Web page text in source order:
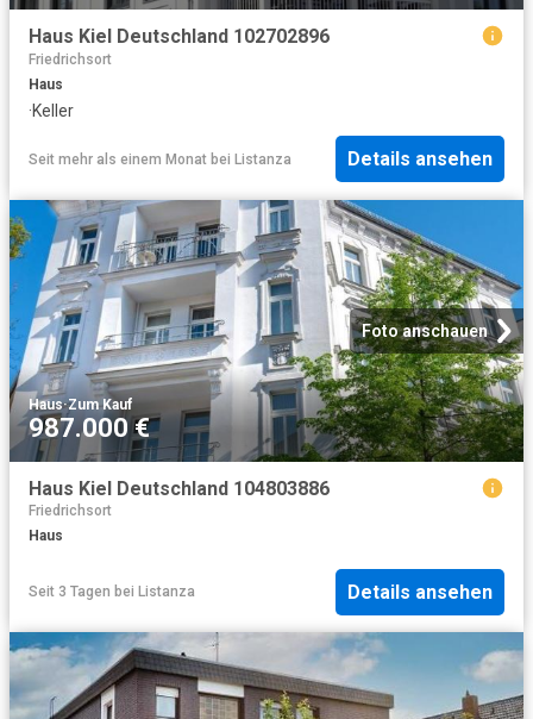
Haus Kiel Deutschland 102702896
Friedrichsort
Haus
·Keller
Seit mehr als einem Monat bei Listanza Details ansehen
Foto anschauen
Haus·Zum Kauf
987.000 €
Haus Kiel Deutschland 104803886
Friedrichsort
Haus
Seit 3 Tagen bei Listanza Details ansehen